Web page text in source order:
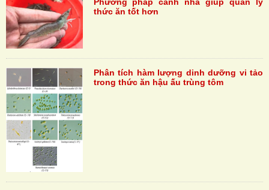
thức ăn tốt hơn
Phân tích hàm lượng dinh dưỡng vi tảo
trong thức ăn hậu ấu trùng tôm